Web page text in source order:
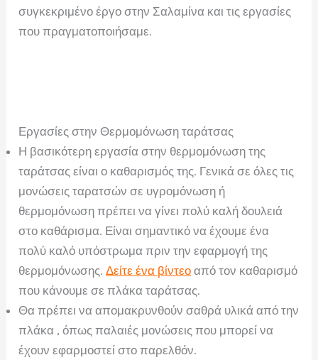
συγκεκριμένο έργο στην Σαλαμίνα και τις εργασίες
που πραγματοποιήσαμε.
Εργασίες στην Θερμομόνωση ταράτσας
Η βασικότερη εργασία στην θερμομόνωση της
ταράτσας είναι ο καθαρισμός της. Γενικά σε όλες τις
μονώσεις ταρατσών σε υγρομόνωση ή
θερμομόνωση πρέπει να γίνει πολύ καλή δουλειά
στο καθάρισμα. Είναι σημαντικό να έχουμε ένα
πολύ καλό υπόστρωμα πριν την εφαρμογή της
θερμομόνωσης.Δείτε ένα βίντεο από τον καθαρισμό
που κάνουμε σε πλάκα ταράτσας.
Θα πρέπει να απομακρυνθούν σαθρά υλικά από την
πλάκα , όπως παλαιές μονώσεις που μπορεί να
έχουν εφαρμοστεί στο παρελθόν.